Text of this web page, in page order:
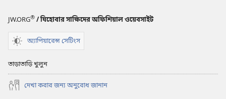
JW.ORG® / যিহোবার সাক্ষিদের অফিশিয়াল ওয়েবসাইট
অ্যাপিয়ারেন্স সেটিংস
তাড়াতাড়ি খুলুন
দেখা করার জন্য অনুরোধ জানান